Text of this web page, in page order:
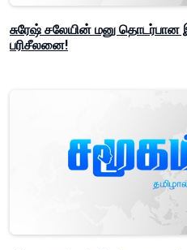
சுரேஷ் சலேயின் மனு
பரிசீலனை!